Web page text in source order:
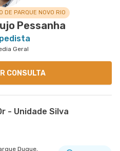
DE PARQUE NOVO RIO
Pessanha
Geral
CONSULTA
- Unidade Silva
Duque,